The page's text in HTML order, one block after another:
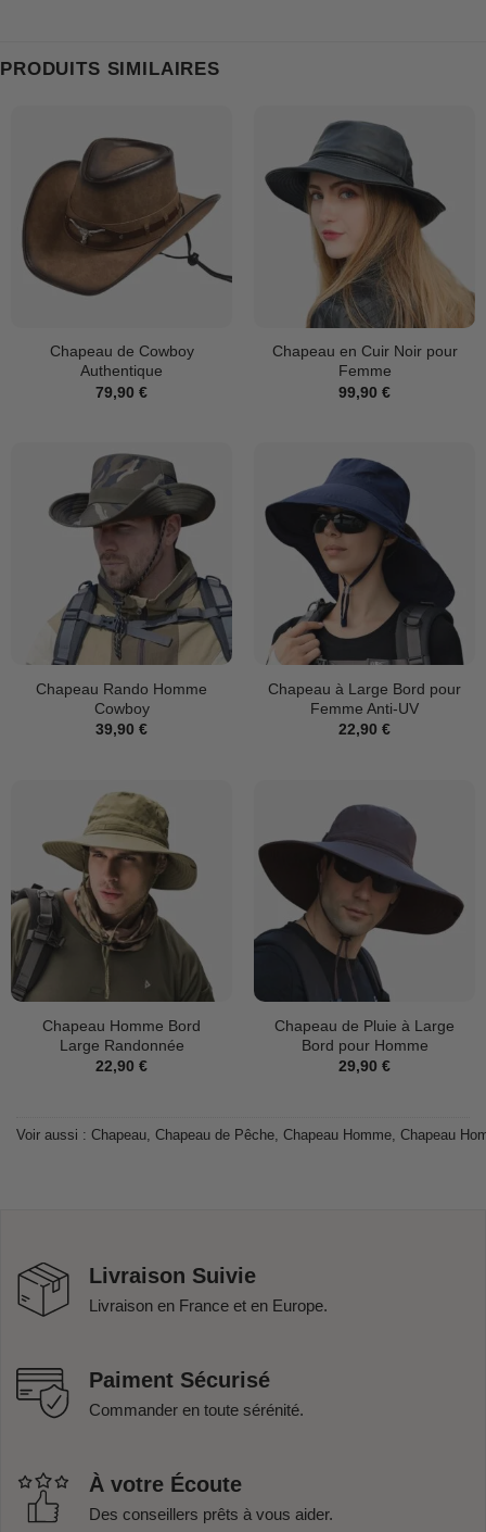
PRODUITS SIMILAIRES
Chapeau de Cowboy
Authentique
79,90 €
Chapeau en Cuir Noir pour
Femme
99,90 €
Chapeau Rando Homme
Cowboy
39,90 €
Chapeau à Large Bord pour
Femme Anti-UV
22,90 €
Chapeau Homme Bord
Large Randonnée
22,90 €
Chapeau de Pluie à Large
Bord pour Homme
29,90 €
Voir aussi : Chapeau Chapeau de Pêche Chapeau Homme Chapeau
Livraison Suivie
Livraison en France et en Europe.
Paiment Sécurisé
Commander en toute sérénité.
À votre Écoute
Des conseillers prêts à vous aider.